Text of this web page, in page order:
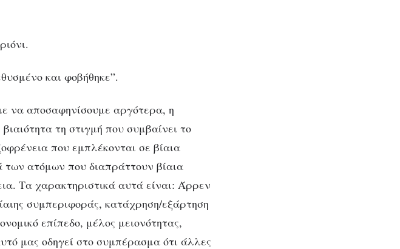
και φοβήθηκε”.
να αποσαφηνίσουμε αργότερα, η
τη στιγμή που συμβαίνει το
που εμπλέκονται σε βίαια
ατόμων που διαπράττουν βίαια
Τα χαρακτηριστικά αυτά είναι: Άρρεν
συμπεριφοράς, κατάχρηση/εξάρτηση
επίπεδο, μέλος μειονότητας,
μας οδηγεί στο συμπέρασμα ότι άλλες